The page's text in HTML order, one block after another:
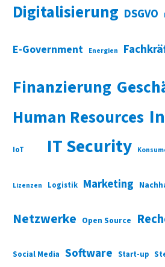
Digitalisierung DSGVO
E-Government Energien
Finanzierung
Human Resources
IoT IT Security
Lizenzen Logistik Marketing
Netzwerke Open Source
Social Media Software Start-up